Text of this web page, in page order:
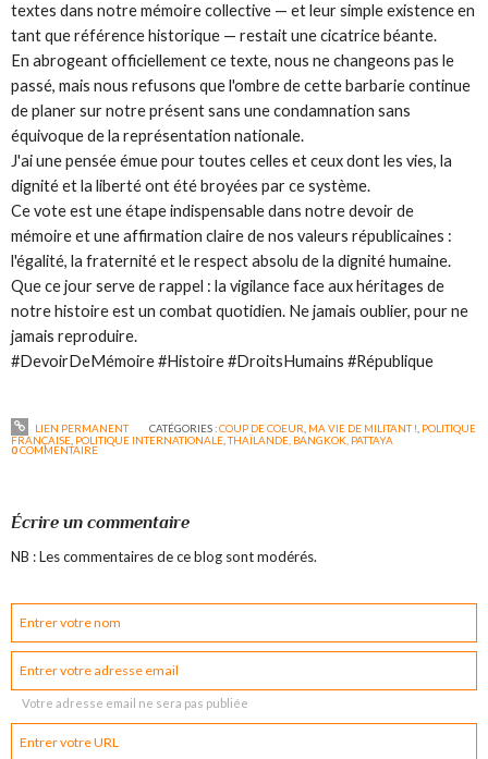
textes dans notre mémoire collective — et leur simple existence en
tant que référence historique — restait une cicatrice béante.
En abrogeant officiellement ce texte, nous ne changeons pas le
passé, mais nous refusons que l'ombre de cette barbarie continue
de planer sur notre présent sans une condamnation sans
équivoque de la représentation nationale.
J'ai une pensée émue pour toutes celles et ceux dont les vies, la
dignité et la liberté ont été broyées par ce système.
Ce vote est une étape indispensable dans notre devoir de
mémoire et une affirmation claire de nos valeurs républicaines :
l'égalité, la fraternité et le respect absolu de la dignité humaine.
Que ce jour serve de rappel : la vigilance face aux héritages de
notre histoire est un combat quotidien. Ne jamais oublier, pour ne
jamais reproduire.
#DevoirDeMémoire #Histoire #DroitsHumains #République
LIEN PERMANENT CATÉGORIES :COUP DE COEUR MA VIE DE MILITANT ! POLITIQUE
FRANÇAISE POLITIQUE INTERNATIONALE ,THAÏLANDE, BANGKOK, PATTAYA
0COMMENTAIRE
Écrire un commentaire
NB : Les commentaires de ce blog sont modérés.
Votre adresse email ne sera pas publiée